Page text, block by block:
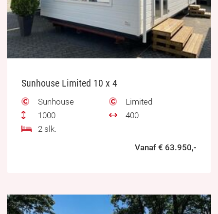
Sunhouse Limited 10 x 4
Sunhouse
Limited
1000
400
2 slk.
Vanaf € 63.950,-